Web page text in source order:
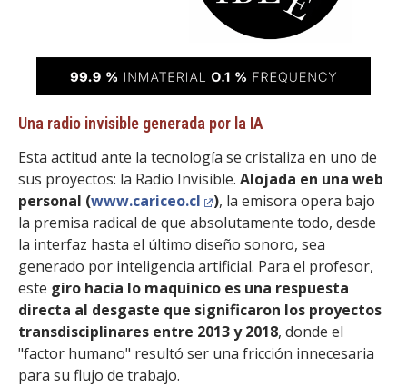
Una radio invisible generada por la IA
Esta actitud ante la tecnología se cristaliza en uno de
sus proyectos: la Radio Invisible. Alojada en una web
personal (www.cariceo.cl ), la emisora opera bajo
la premisa radical de que absolutamente todo, desde
la interfaz hasta el último diseño sonoro, sea
generado por inteligencia artificial. Para el profesor,
este giro hacia lo maquínico es una respuesta
directa al desgaste que significaron los proyectos
transdisciplinares entre 2013 y 2018, donde el
"factor humano" resultó ser una fricción innecesaria
para su flujo de trabajo.